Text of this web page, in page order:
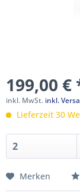
199,00 €
inkl. MwSt. inkl.
Lieferzeit 30
Merken